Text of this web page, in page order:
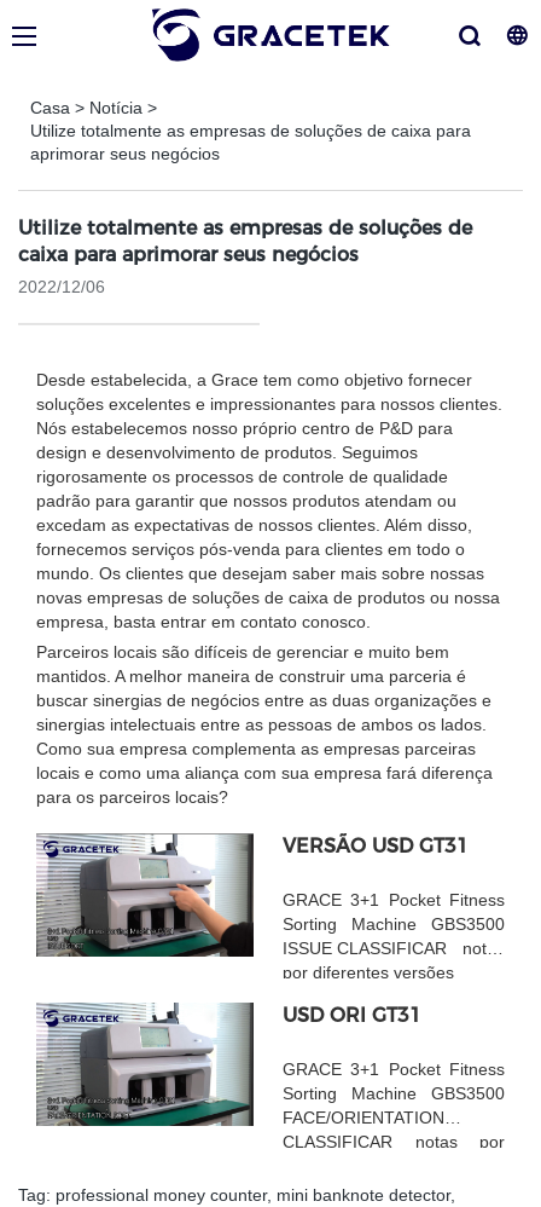
Casa > Notícia >
Utilize totalmente as empresas de soluções de caixa para
aprimorar seus negócios
Utilize totalmente as empresas de soluções de
caixa para aprimorar seus negócios
2022/12/06
Desde estabelecida, a Grace tem como objetivo fornecer
soluções excelentes e impressionantes para nossos clientes.
Nós estabelecemos nosso próprio centro de P&D para
design e desenvolvimento de produtos. Seguimos
rigorosamente os processos de controle de qualidade
padrão para garantir que nossos produtos atendam ou
excedam as expectativas de nossos clientes. Além disso,
fornecemos serviços pós-venda para clientes em todo o
mundo. Os clientes que desejam saber mais sobre nossas
novas empresas de soluções de caixa de produtos ou nossa
empresa, basta entrar em contato conosco.
Parceiros locais são difíceis de gerenciar e muito bem
mantidos. A melhor maneira de construir uma parceria é
buscar sinergias de negócios entre as duas organizações e
sinergias intelectuais entre as pessoas de ambos os lados.
Como sua empresa complementa as empresas parceiras
locais e como uma aliança com sua empresa fará diferença
para os parceiros locais?
VERSÃO USD GT31
GRACE 3+1 Pocket Fitness
Sorting Machine GBS3500
ISSUE CLASSIFICAR notas
por diferentes versões
USD ORI GT31
GRACE 3+1 Pocket Fitness
Sorting Machine GBS3500
FACE/ORIENTATION
CLASSIFICAR notas por
Tag: professional money counter, mini banknote detector,